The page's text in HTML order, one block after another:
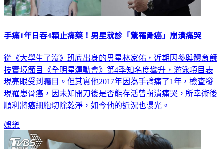
手痛1年日吞4顆止痛藥！男星就診「驚罹骨癌」崩潰痛哭
從《大學生了沒》班底出身的男星林家佑，近期因參與體育競
技實境節目《全明星運動會》第4季知名度攀升，游泳項目表
現亮眼受到矚目。但其實他2017年因為手臂痛了1年，檢查發
現罹患骨癌，因未知開刀後是否能存活曾崩潰痛哭，所幸術後
順利將癌細胞切除乾淨，如今他的近況也曝光。
娛樂